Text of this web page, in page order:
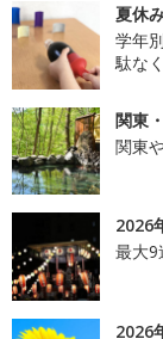
夏休
学年
駄な
関東
関東
2026
最大9
2026